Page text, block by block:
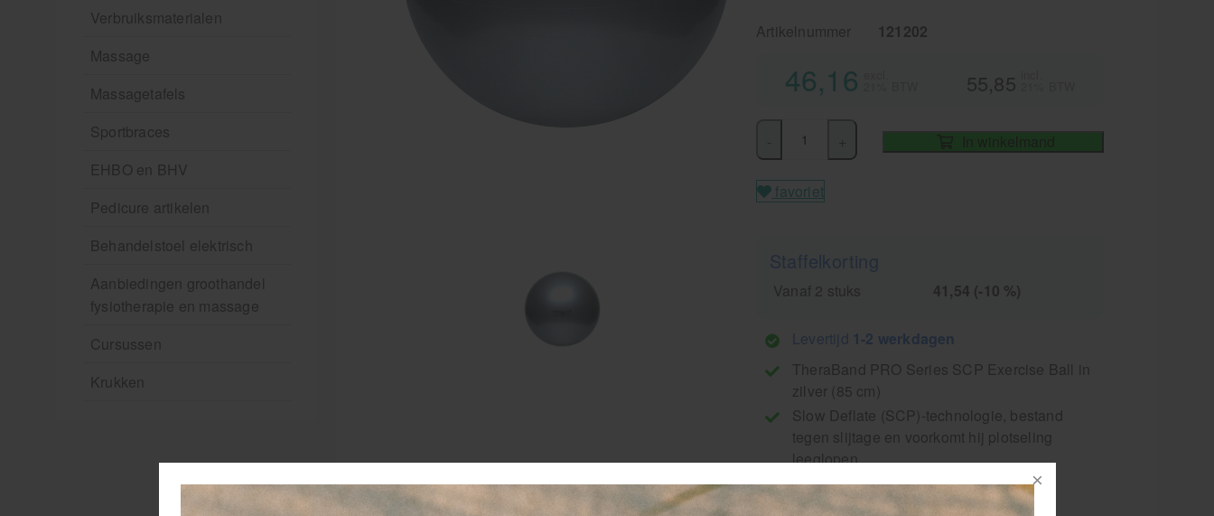
Verbruiksmaterialen
Massage
Massagetafels
Sportbraces
EHBO en BHV
Pedicure artikelen
Behandelstoel elektrisch
Aanbiedingen groothandel
fysiotherapie en massage
Cursussen
Krukken
Artikelnummer 121202
46,16 55,85
In winkelmand
favoriet
Staffelkorting
Vanaf 2 stuks 41,54 (-10 %)
Levertijd 1-2 werkdagen
TheraBand PRO Series SCP Exercise Ball in
zilver (85 cm)
Slow Deflate (SCP)-technologie, bestand
tegen slijtage en voorkomt hij plotseling
leeglopen.
Professionele therapie bal voor
therapeutische doeleinden